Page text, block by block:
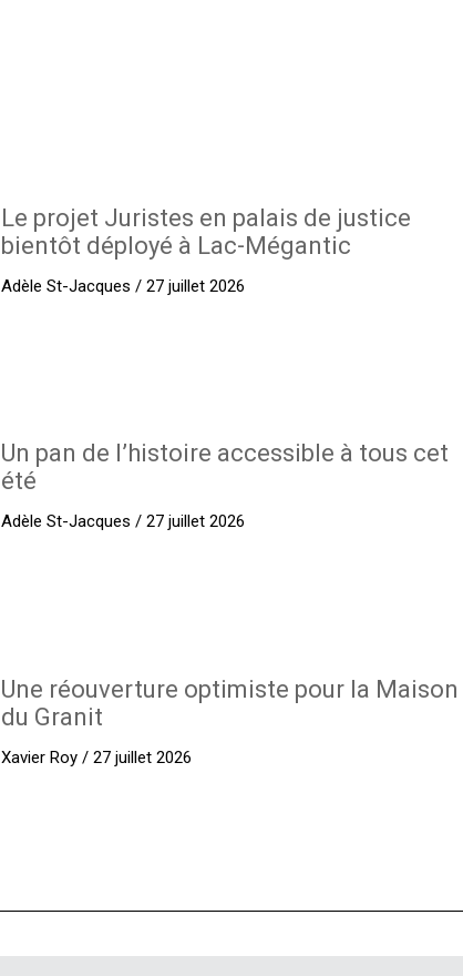
Le projet Juristes en palais de justice
bientôt déployé à Lac-Mégantic
Adèle St-Jacques / 27 juillet 2026
Un pan de l’histoire accessible à tous cet
été
Adèle St-Jacques / 27 juillet 2026
Une réouverture optimiste pour la Maison
du Granit
Xavier Roy / 27 juillet 2026